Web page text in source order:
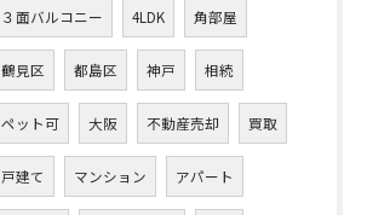
３面バルコニー 4LDK 角部屋
鶴見区 都島区 神戸 相続
ペット可 大阪 不動産売却 買取
戸建て マンション アパート